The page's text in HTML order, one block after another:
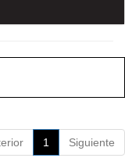
1 Siguiente